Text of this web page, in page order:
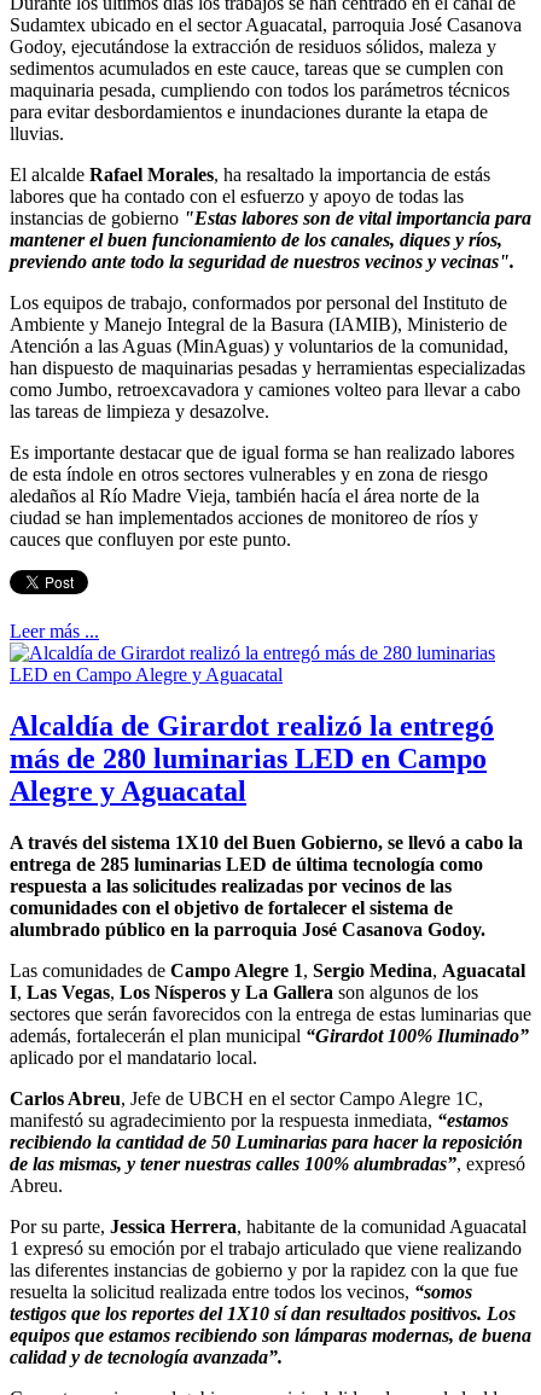
Sudamtex ubicado en el sector Aguacatal, parroquia José Casanova
Godoy, ejecutándose la extracción de residuos sólidos, maleza y
sedimentos acumulados en este cauce, tareas que se cumplen con
maquinaria pesada, cumpliendo con todos los parámetros técnicos
para evitar desbordamientos e inundaciones durante la etapa de
lluvias.
El alcalde Rafael Morales, ha resaltado la importancia de estás
labores que ha contado con el esfuerzo y apoyo de todas las
instancias de gobierno "Estas labores son de vital importancia para
mantener el buen funcionamiento de los canales, diques y ríos,
previendo ante todo la seguridad de nuestros vecinos y vecinas".
Los equipos de trabajo, conformados por personal del Instituto de
Ambiente y Manejo Integral de la Basura (IAMIB), Ministerio de
Atención a las Aguas (MinAguas) y voluntarios de la comunidad,
han dispuesto de maquinarias pesadas y herramientas especializadas
como Jumbo, retroexcavadora y camiones volteo para llevar a cabo
las tareas de limpieza y desazolve.
Es importante destacar que de igual forma se han realizado labores
de esta índole en otros sectores vulnerables y en zona de riesgo
aledaños al Río Madre Vieja, también hacía el área norte de la
ciudad se han implementados acciones de monitoreo de ríos y
cauces que confluyen por este punto.
Leer más ...
Alcaldía de Girardot realizó la entregó
más de 280 luminarias LED en Campo
Alegre y Aguacatal
A través del sistema 1X10 del Buen Gobierno, se llevó a cabo la
entrega de 285 luminarias LED de última tecnología como
respuesta a las solicitudes realizadas por vecinos de las
comunidades con el objetivo de fortalecer el sistema de
alumbrado público en la parroquia José Casanova Godoy.
Las comunidades de Campo Alegre 1, Sergio Medina, Aguacatal
I, Las Vegas, Los Nísperos y La Gallera son algunos de los
sectores que serán favorecidos con la entrega de estas luminarias que
además, fortalecerán el plan municipal “Girardot 100% Iluminado”
aplicado por el mandatario local.
Carlos Abreu, Jefe de UBCH en el sector Campo Alegre 1C,
manifestó su agradecimiento por la respuesta inmediata, “estamos
recibiendo la cantidad de 50 Luminarias para hacer la reposición
de las mismas, y tener nuestras calles 100% alumbradas”, expresó
Abreu.
Por su parte, Jessica Herrera, habitante de la comunidad Aguacatal
1 expresó su emoción por el trabajo articulado que viene realizando
las diferentes instancias de gobierno y por la rapidez con la que fue
resuelta la solicitud realizada entre todos los vecinos, “somos
testigos que los reportes del 1X10 sí dan resultados positivos. Los
equipos que estamos recibiendo son lámparas modernas, de buena
calidad y de tecnología avanzada”.